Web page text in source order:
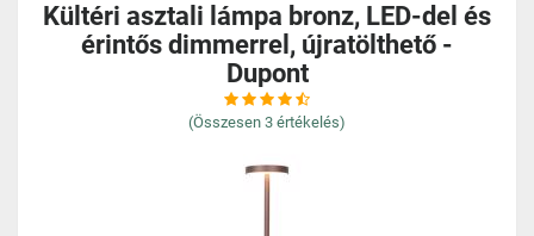
Kültéri asztali lámpa bronz, LED-del és
érintős dimmerrel, újratölthető -
Dupont
(Összesen 3 értékelés)